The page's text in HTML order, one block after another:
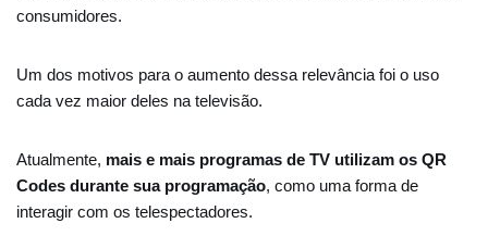
consumidores.
Um dos motivos para o aumento dessa relevância foi o uso
cada vez maior deles na televisão.
Atualmente, mais e mais programas de TV utilizam os QR
Codes durante sua programação, como uma forma de
interagir com os telespectadores.